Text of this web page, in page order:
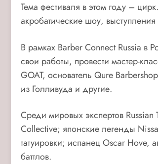
Тема фестиваля в этом году –
акробатические шоу,
В рамках Barber Connect Russia в
свои работы, провести мастер-
GOAT, основатель Qure
из Голливуда и другие.
Среди мировых экспертов
Collective; японские легенды
татуировки; испанец Oscar Hove,
баттлов.